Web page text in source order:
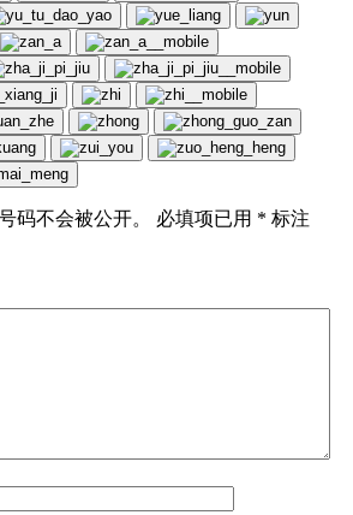
码不会被公开。 必填项已用 * 标注